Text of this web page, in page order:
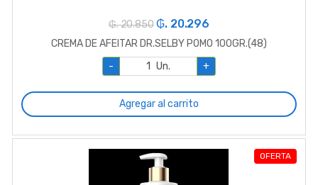
₲. 20.850 ₲. 20.296
CREMA DE AFEITAR DR.SELBY POMO 100GR.(48)
-
Un. +
Agregar al carrito
OFERTA